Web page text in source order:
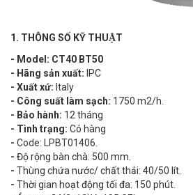
1. THÔNG SỐ KỸ THUẬT
- Model: CT40 BT50
- Hãng sản xuất: IPC
- Xuất xứ: Italy
- Công suất làm sạch: 1750 m2/h.
- Bảo hành: 12 tháng
- Tình trạng: Có hàng
- Code: LPBT01406.
- Độ rộng bàn chà: 500 mm.
- Thùng chứa nước/ chất thải: 40/50 lít.
- Thời gian hoạt động tối đa: 150 phút.